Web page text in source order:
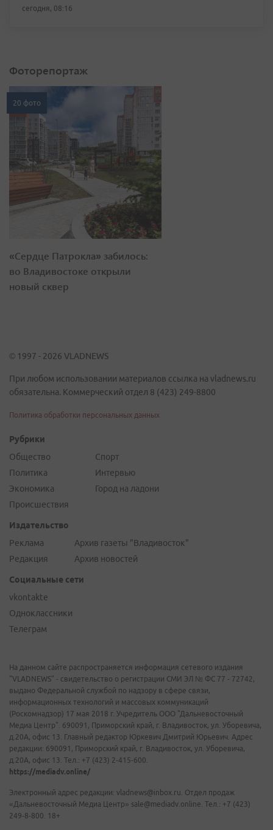
сегодня, 08:16
Фоторепортаж
20 фото
«Сердце Патрокла» забилось:
во Владивостоке открыли
новый сквер
© 1997 - 2026 VLADNEWS
При любом использовании материалов ссылка на vladnews.ru
обязательна. Коммерческий отдел 8 (423) 249-8800
Политика обработки персональных данных
Рубрики
Общество
Политика
Экономика
Происшествия
Спорт
Интервью
Город на ладони
Издательство
Реклама
Редакция
Архив газеты "Владивосток"
Архив новостей
Социальные сети
vkontakte
Одноклассники
Телеграм
На данном сайте распространяется информация сетевого издания
"VLADNEWS" - свидетельство о регистрации СМИ ЭЛ № ФС 77 - 72742,
выдано Федеральной службой по надзору в сфере связи,
информационных технологий и массовых коммуникаций
(Роскомнадзор) 17 мая 2018 г. Учредитель ООО "Дальневосточный
Медиа Центр". 690091, Приморский край, г. Владивосток, ул. Уборевича,
д.20А, офис 13. Главный редактор Юркевич Дмитрий Юрьевич. Адрес
редакции: 690091, Приморский край, г. Владивосток, ул. Уборевича,
д.20А, офис 13. Тел.: +7 (423) 2-415-600.
https://mediadv.online/
Электронный адрес редакции: vladnews@inbox.ru. Отдел продаж
«Дальневосточный Медиа Центр» sale@mediadv.online. Тел.: +7 (423)
249-8-800. 18+